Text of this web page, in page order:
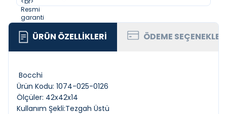
ÜRÜN ÖZELLIKLERI ÖDEME
Bocchi
Ürün Kodu: 1074-025-0126
Ölçüler: 42x42x14
Kullanım Şekli:Tezgah Üstü